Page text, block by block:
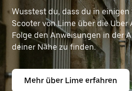
Wusstest du, dass du in
Scooter von Lime über die
Folge den Anweisungen in der
deiner Nähe zu finden.
Mehr über Lime erfahren